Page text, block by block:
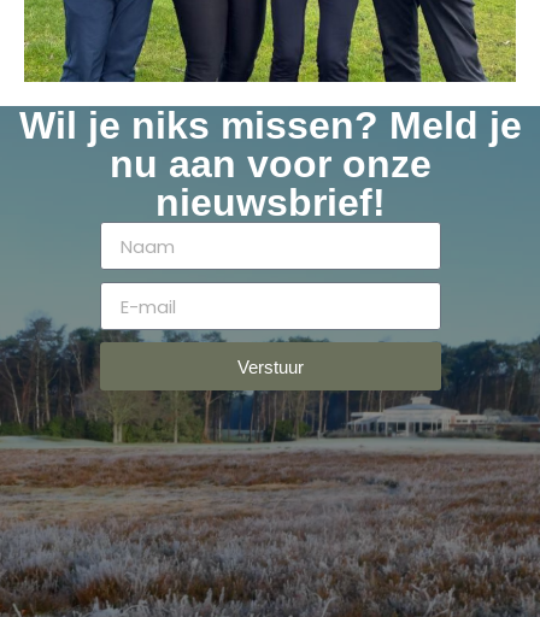
Wil je niks missen? Meld je
nu aan voor onze
nieuwsbrief!
Verstuur